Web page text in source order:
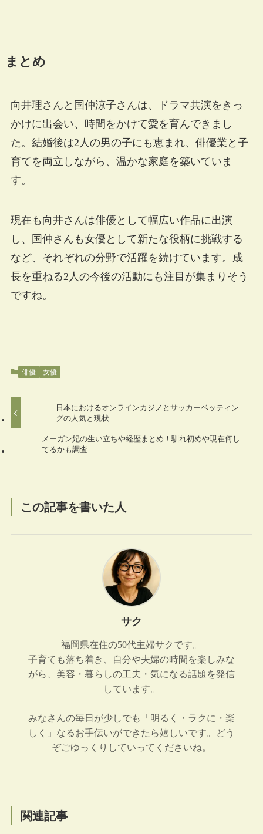
まとめ
向井理さんと国仲涼子さんは、ドラマ共演をきっ
かけに出会い、時間をかけて愛を育んできまし
た。結婚後は2人の男の子にも恵まれ、俳優業と子
育てを両立しながら、温かな家庭を築いていま
す。
現在も向井さんは俳優として幅広い作品に出演
し、国仲さんも女優として新たな役柄に挑戦する
など、それぞれの分野で活躍を続けています。成
長を重ねる2人の今後の活動にも注目が集まりそう
ですね。
俳優 女優
日本におけるオンラインカジノとサッカーベッティン
グの人気と現状
メーガン妃の生い立ちや経歴まとめ！馴れ初めや現在何し
てるかも調査
この記事を書いた人
サク
福岡県在住の50代主婦サクです。
子育ても落ち着き、自分や夫婦の時間を楽しみな
がら、美容・暮らしの工夫・気になる話題を発信
しています。
みなさんの毎日が少しでも「明るく・ラクに・楽
しく」なるお手伝いができたら嬉しいです。どう
ぞごゆっくりしていってくださいね。
関連記事